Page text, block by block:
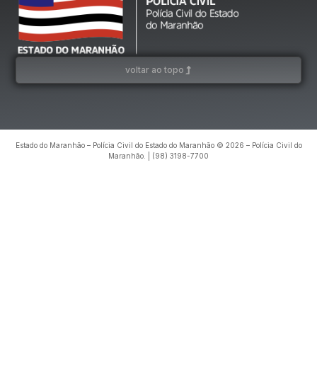
voltar ao topo
Estado do Maranhão – Polícia Civil do Estado do Maranhão © 2026 – Polícia Civil do
Maranhão. | (98) 3198-7700